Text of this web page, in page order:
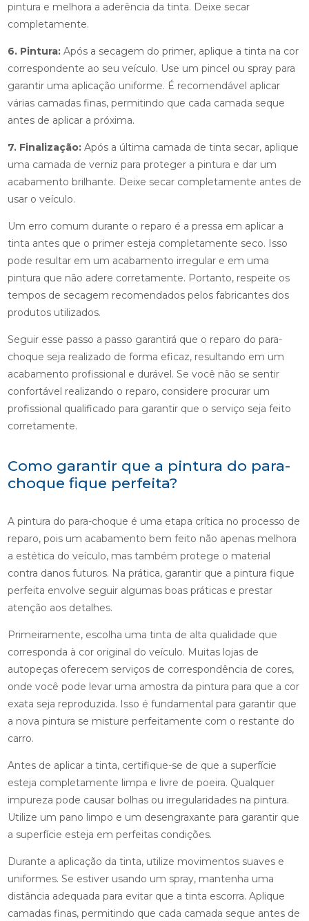
pintura e melhora a aderência da tinta. Deixe secar
completamente.
6. Pintura:Após a secagem do primer, aplique a tinta na cor
correspondente ao seu veículo. Use um pincel ou spray para
garantir uma aplicação uniforme. É recomendável aplicar
várias camadas finas, permitindo que cada camada seque
antes de aplicar a próxima.
7. Finalização:Após a última camada de tinta secar, aplique
uma camada de verniz para proteger a pintura e dar um
acabamento brilhante. Deixe secar completamente antes de
usar o veículo.
Um erro comum durante o reparo é a pressa em aplicar a
tinta antes que o primer esteja completamente seco. Isso
pode resultar em um acabamento irregular e em uma
pintura que não adere corretamente. Portanto, respeite os
tempos de secagem recomendados pelos fabricantes dos
produtos utilizados.
Seguir esse passo a passo garantirá que o reparo do para-
choque seja realizado de forma eficaz, resultando em um
acabamento profissional e durável. Se você não se sentir
confortável realizando o reparo, considere procurar um
profissional qualificado para garantir que o serviço seja feito
corretamente.
Como garantir que a pintura do para-
choque fique perfeita?
A pintura do para-choque é uma etapa crítica no processo de
reparo, pois um acabamento bem feito não apenas melhora
a estética do veículo, mas também protege o material
contra danos futuros. Na prática, garantir que a pintura fique
perfeita envolve seguir algumas boas práticas e prestar
atenção aos detalhes.
Primeiramente, escolha uma tinta de alta qualidade que
corresponda à cor original do veículo. Muitas lojas de
autopeças oferecem serviços de correspondência de cores,
onde você pode levar uma amostra da pintura para que a cor
exata seja reproduzida. Isso é fundamental para garantir que
a nova pintura se misture perfeitamente com o restante do
carro.
Antes de aplicar a tinta, certifique-se de que a superfície
esteja completamente limpa e livre de poeira. Qualquer
impureza pode causar bolhas ou irregularidades na pintura.
Utilize um pano limpo e um desengraxante para garantir que
a superfície esteja em perfeitas condições.
Durante a aplicação da tinta, utilize movimentos suaves e
uniformes. Se estiver usando um spray, mantenha uma
distância adequada para evitar que a tinta escorra. Aplique
camadas finas, permitindo que cada camada seque antes de